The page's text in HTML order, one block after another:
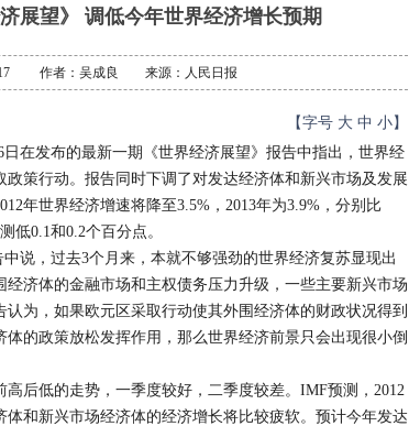
展望》 调低今年世界经济增长预期
17 作者：吴成良 来源：人民日报
【字号 大 中 小】
发布的最新一期《世界经济展望》报告中指出，世界经
策行动。报告同时下调了对发达经济体和新兴市场及发展
年世界经济增速将降至3.5%，2013年为3.9%，分别比
低0.1和0.2个百分点。
，过去3个月来，本就不够强劲的世界经济复苏显现出
经济体的金融市场和主权债务压力升级，一些主要新兴市场
为，如果欧元区采取行动使其外围经济体的财政状况得到
的政策放松发挥作用，那么世界经济前景只会出现很小倒
低的走势，一季度较好，二季度较差。IMF预测，2012
和新兴市场经济体的经济增长将比较疲软。预计今年发达